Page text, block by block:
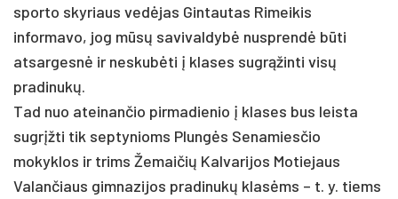
sporto skyriaus vedėjas Gintautas Rimeikis
informavo, jog mūsų savivaldybė nusprendė būti
atsargesnė ir neskubėti į klases sugrąžinti visų
pradinukų.
Tad nuo ateinančio pirmadienio į klases bus leista
sugrįžti tik septynioms Plungės Senamiesčio
mokyklos ir trims Žemaičių Kalvarijos Motiejaus
Valančiaus gimnazijos pradinukų klasėms – t. y. tiems